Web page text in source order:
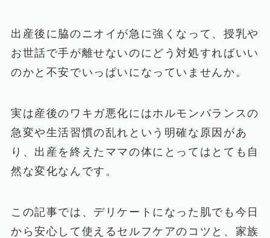
出産後に脇のニオイが急に強くなって、授乳や
お世話で手が離せないのにどう対処すればいい
のかと不安でいっぱいになっていませんか。
実は産後のワキガ悪化にはホルモンバランスの
急変や生活習慣の乱れという明確な原因があ
り、出産を終えたママの体にとってはとても自
然な変化なんです。
この記事では、デリケートになった肌でも今日
から安心して使えるセルフケアのコツと、家族